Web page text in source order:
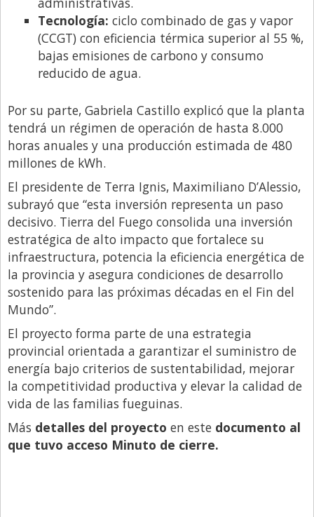
Tecnología: ciclo combinado de gas y vapor
(CCGT) con eficiencia térmica superior al 55 %,
bajas emisiones de carbono y consumo
reducido de agua.
Por su parte, Gabriela Castillo explicó que la planta
tendrá un régimen de operación de hasta 8.000
horas anuales y una producción estimada de 480
millones de kWh.
El presidente de Terra Ignis, Maximiliano D’Alessio,
subrayó que “esta inversión representa un paso
decisivo. Tierra del Fuego consolida una inversión
estratégica de alto impacto que fortalece su
infraestructura, potencia la eficiencia energética de
la provincia y asegura condiciones de desarrollo
sostenido para las próximas décadas en el Fin del
Mundo”.
El proyecto forma parte de una estrategia
provincial orientada a garantizar el suministro de
energía bajo criterios de sustentabilidad, mejorar
la competitividad productiva y elevar la calidad de
vida de las familias fueguinas.
Más detalles del proyecto en este documento al
que tuvo acceso Minuto de cierre.